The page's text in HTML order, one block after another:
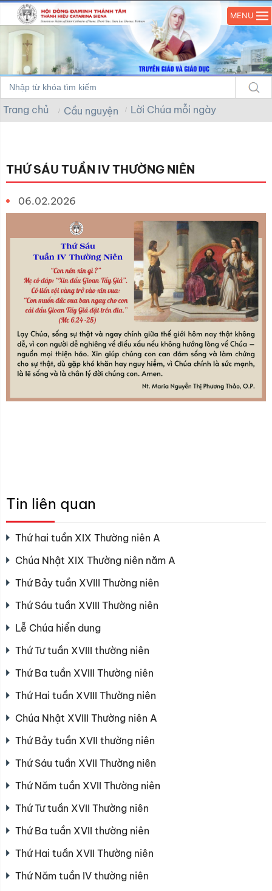
MENU
Trang chủ Cầu nguyện Lời Chúa mỗi ngày
THỨ SÁU TUẦN IV THƯỜNG NIÊN
06.02.2026
Tin liên quan
Thứ hai tuần XIX Thường niên A
Chúa Nhật XIX Thường niên năm A
Thứ Bảy tuần XVIII Thường niên
Thứ Sáu tuần XVIII Thường niên
Lễ Chúa hiển dung
Thứ Tư tuần XVIII thường niên
Thứ Ba tuần XVIII Thường niên
Thứ Hai tuần XVIII Thường niên
Chúa Nhật XVIII Thường niên A
Thứ Bảy tuần XVII thường niên
Thứ Sáu tuần XVII Thường niên
Thứ Năm tuần XVII Thường niên
Thứ Tư tuần XVII Thường niên
Thứ Ba tuần XVII thường niên
Thứ Hai tuần XVII Thường niên
Thứ Năm tuần IV thường niên